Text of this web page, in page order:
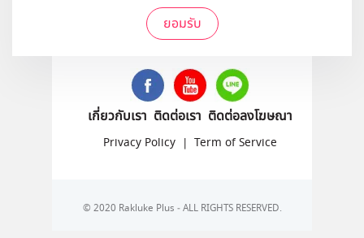
ยอมรับ
ติดตามเราได้ที่
เกี่ยวกับเรา ติดต่อเรา ติดต่อลงโฆษณา
Privacy Policy | Term of Service
© 2020 Rakluke Plus - ALL RIGHTS RESERVED.